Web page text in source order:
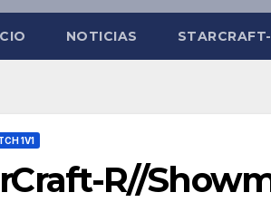
NOTICIAS
1V1
R//